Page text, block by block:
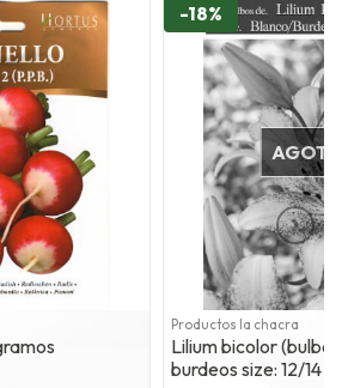
5 gramos
-18%
Productos la chacra
Lilium bicolor
burdeos size: 12/14